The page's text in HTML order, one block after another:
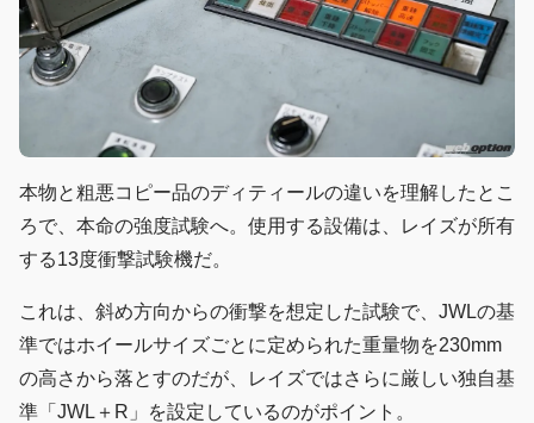
本物と粗悪コピー品のディティールの違いを理解したとこ
ろで、本命の強度試験へ。使用する設備は、レイズが所有
する13度衝撃試験機だ。
これは、斜め方向からの衝撃を想定した試験で、JWLの基
準ではホイールサイズごとに定められた重量物を230mm
の高さから落とすのだが、レイズではさらに厳しい独自基
準「JWL＋R」を設定しているのがポイント。